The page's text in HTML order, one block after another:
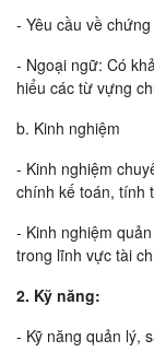
- Yêu cầu về
- Ngoại ngữ: Có
hiểu các từ vựng
b. Kinh nghiệm
- Kinh nghiệm
chính kế toán, tính
- Kinh nghiệm
trong lĩnh vực tài
2. Kỹ năng:
- Kỹ năng quản lý,